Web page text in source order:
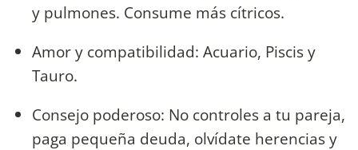
y pulmones. Consume más cítricos.
Amor y compatibilidad: Acuario, Piscis y
Tauro.
Consejo poderoso: No controles a tu pareja,
paga pequeña deuda, olvídate herencias y